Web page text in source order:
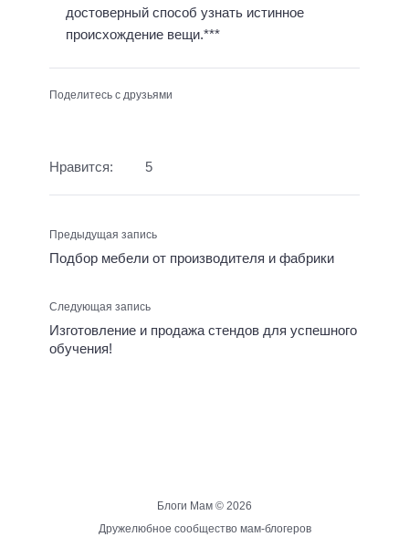
достоверный способ узнать истинное
происхождение вещи.***
Поделитесь с друзьями
Нравится: 5
Предыдущая запись
Подбор мебели от производителя и фабрики
Следующая запись
Изготовление и продажа стендов для успешного
обучения!
Блоги Мам © 2026
Дружелюбное сообщество мам-блогеров